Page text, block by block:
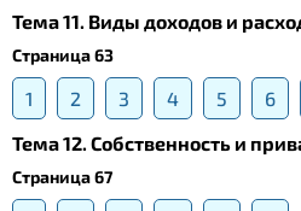
Тема 11. Виды доходов и
Страница 63
1 2 3 4 5 6
Тема 12. Собственность и
Страница 67